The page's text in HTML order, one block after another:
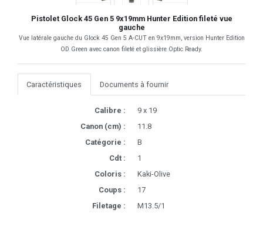
Pistolet Glock 45 Gen 5 9x19mm Hunter Edition fileté vue
gauche
Vue latérale gauche du Glock 45 Gen 5 A-CUT en 9x19mm, version Hunter Edition
OD Green avec canon fileté et glissière Optic Ready.
Caractéristiques Documents à fournir
Calibre :
9 x 19
Canon (cm) :
11.8
Catégorie :
B
Cdt :
1
Coloris :
Kaki-Olive
Coups :
17
Filetage :
M13.5/1